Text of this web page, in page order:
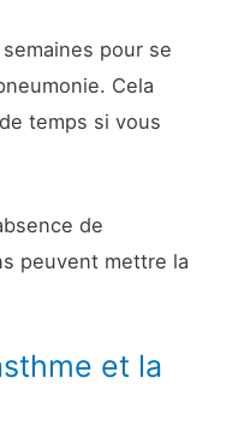
pour se
Cela
temps si vous
de
peuvent mettre la
et la